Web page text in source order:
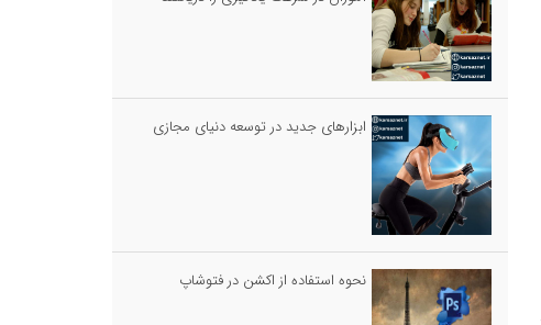
ابزارهای جدید در توسعه دنیای مجازی
نحوه استفاده از اکشن در فتوشاپ